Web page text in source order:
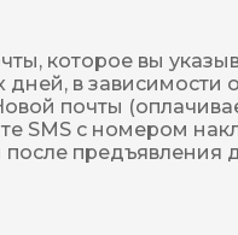
которое вы
в зависимости
почты
SMS с номером
после предъявления